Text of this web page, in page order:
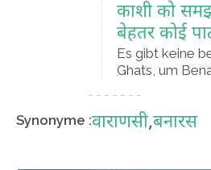
काशी को
बेहतर कोई
Es gibt keine
Ghats, um
Synonyme :वाराणसी,बनारस